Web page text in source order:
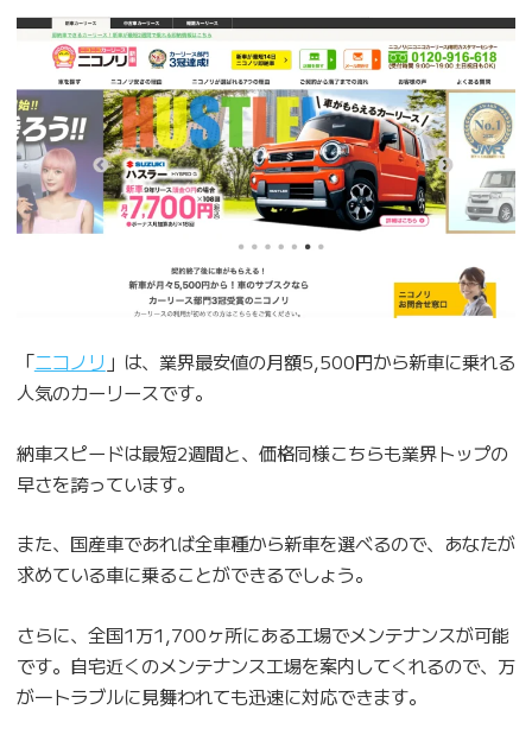
「ニコノリ 」は、業界最安値の月額5,500円から新車に乗れる
人気のカーリースです。
納車スピードは最短2週間と、価格同様こちらも業界トップの
早さを誇っています。
また、国産車であれば全車種から新車を選べるので、あなたが
求めている車に乗ることができるでしょう。
さらに、全国1万1,700ヶ所にある工場でメンテナンスが可能
です。自宅近くのメンテナンス工場を案内してくれるので、万
が一トラブルに見舞われても迅速に対応できます。